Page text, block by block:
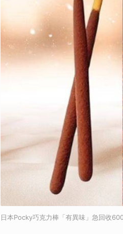
日本Pocky巧克力棒「有異味」急回收